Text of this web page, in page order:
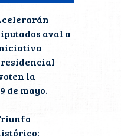
aval a
la
de mayo.